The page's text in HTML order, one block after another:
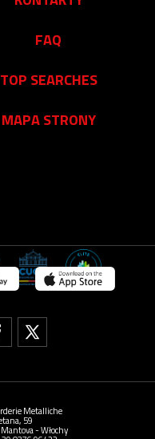
FAQ
TOP SEARCHES
MAPA STRONY
Metalliche
59
- Włochy